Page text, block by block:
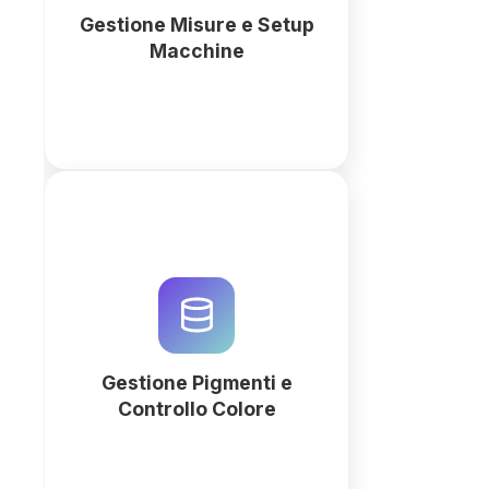
Gestione Misure e Setup
Macchine
Più
Gestione Pigmenti e
Controllo Colore
Gestisci pigmenti e controllo
colore in un unico sistema:
formule, lotti, misurazioni e
tolleranze. Senza programmare.
Più